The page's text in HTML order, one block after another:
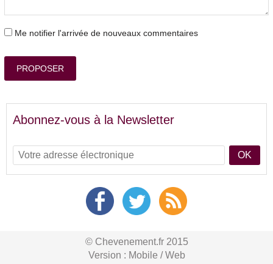
Me notifier l'arrivée de nouveaux commentaires
PROPOSER
Abonnez-vous à la Newsletter
OK
© Chevenement.fr 2015
Version : Mobile /Web